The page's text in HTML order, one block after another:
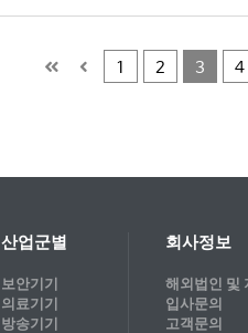
1 2 3 4
산업군별
보안기기
의료기기
방송기기
회사정보
해외법인 및
입사문의
고객문의